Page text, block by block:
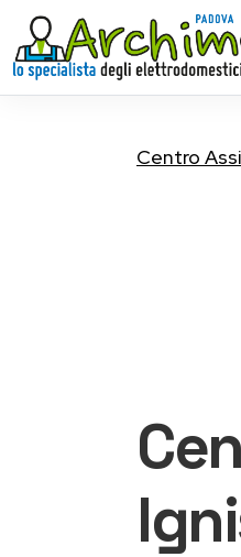
Centro